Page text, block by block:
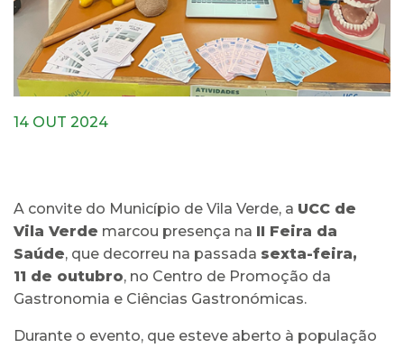
14 OUT 2024
A convite do Município de Vila Verde, a UCC de
Vila Verde marcou presença na II Feira da
Saúde, que decorreu na passada sexta-feira,
11 de outubro, no Centro de Promoção da
Gastronomia e Ciências Gastronómicas.
Durante o evento, que esteve aberto à população